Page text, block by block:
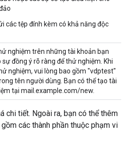
các tệp đính kèm có khả năng độc
nghiệm trên những tài khoản bạn
đồng ý rõ ràng để thử nghiệm. Khi
nghiệm, vui lòng bao gồm "vdptest"
tên người dùng. Bạn có thể tạo tài
tại mail.example.com/new.
chi tiết. Ngoài ra, bạn có thể thêm
các thành phần thuộc phạm vi